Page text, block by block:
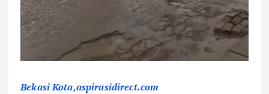
Bekasi Kota,aspirasidirect.com